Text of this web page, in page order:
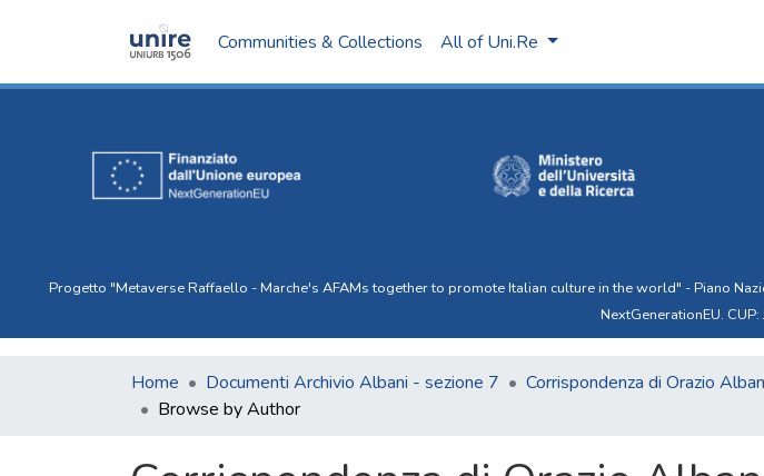
Communities & Collections All of Uni.Re
Progetto "Metaverse Raffaello - Marche's AFAMs together to promote Italian culture in the world" - Piano
NextGenerationEU.
Home Documenti Archivio Albani - sezione 7
Corrispondenza di Orazio
Browse by Author